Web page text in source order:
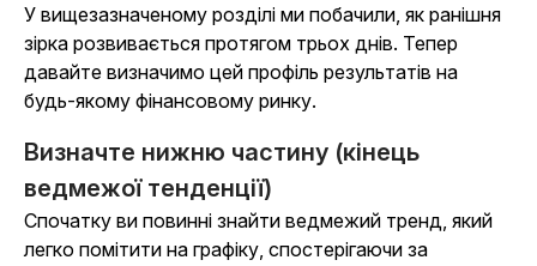
У вищезазначеному розділі ми побачили, як ранішня
зірка розвивається протягом трьох днів. Тепер
давайте визначимо цей профіль результатів на
будь-якому фінансовому ринку.
Визначте нижню частину (кінець
ведмежої тенденції)
Спочатку ви повинні знайти ведмежий тренд, який
легко помітити на графіку, спостерігаючи за